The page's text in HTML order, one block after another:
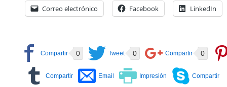
Correo electrónico Facebook LinkedIn
0 0 0